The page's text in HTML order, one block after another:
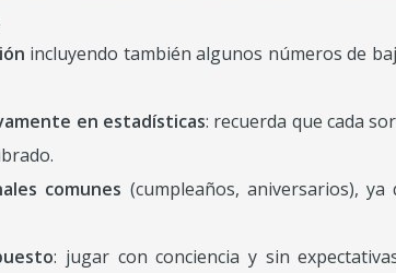
incluyendo también algunos números de
en estadísticas: recuerda que cada
comunes (cumpleaños, aniversarios),
: jugar con conciencia y sin